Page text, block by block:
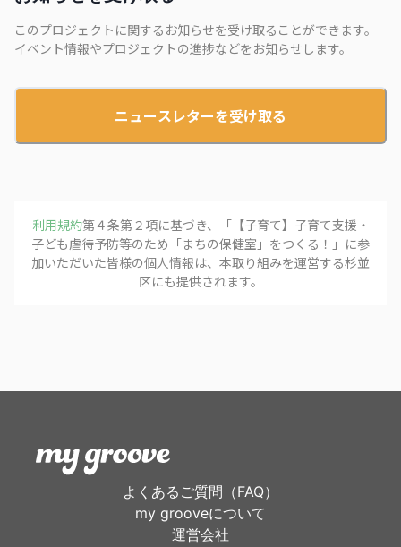
このプロジェクトに関するお知らせを受け取ることができます。
イベント情報やプロジェクトの進捗などをお知らせします。
ニュースレターを受け取る
利用規約第４条第２項に基づき、「【子育て】子育て支援・
子ども虐待予防等のため「まちの保健室」をつくる！ 」に参
加いただいた皆様の個人情報は、本取り組みを運営する杉並
区にも提供されます。
よくあるご質問（FAQ）
my grooveについて
運営会社